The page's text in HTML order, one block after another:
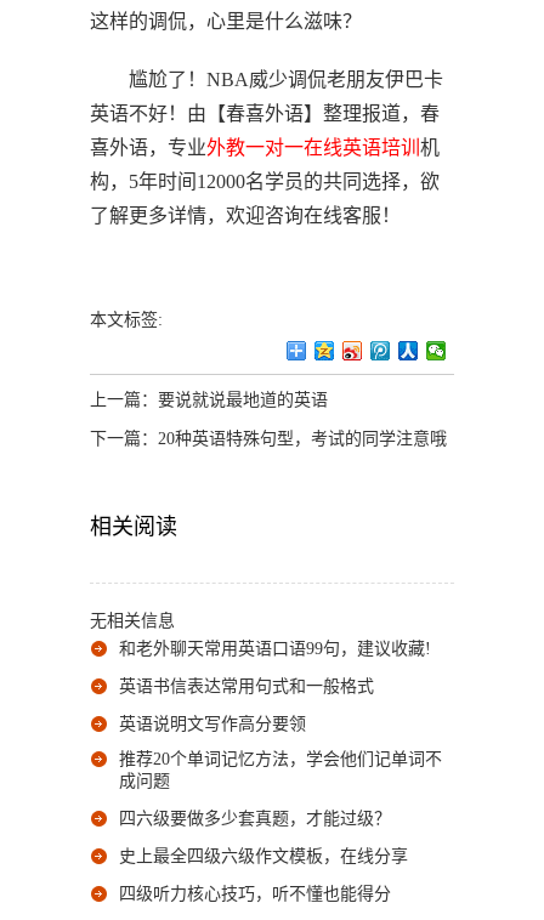
这样的调侃，心里是什么滋味？
尴尬了！NBA威少调侃老朋友伊巴卡
英语不好！由【春喜外语】整理报道，春
喜外语，专业外教一对一在线英语培训 机
构，5年时间12000名学员的共同选择，欲
了解更多详情，欢迎咨询在线客服！
本文标签:
上一篇： 要说就说最地道的英语
下一篇： 20种英语特殊句型，考试的同学注意哦
相关阅读
无相关信息
和老外聊天常用英语口语99句，建议收藏!
英语书信表达常用句式和一般格式
英语说明文写作高分要领
推荐20个单词记忆方法，学会他们记单词不
成问题
四六级要做多少套真题，才能过级？
史上最全四级六级作文模板，在线分享
四级听力核心技巧，听不懂也能得分